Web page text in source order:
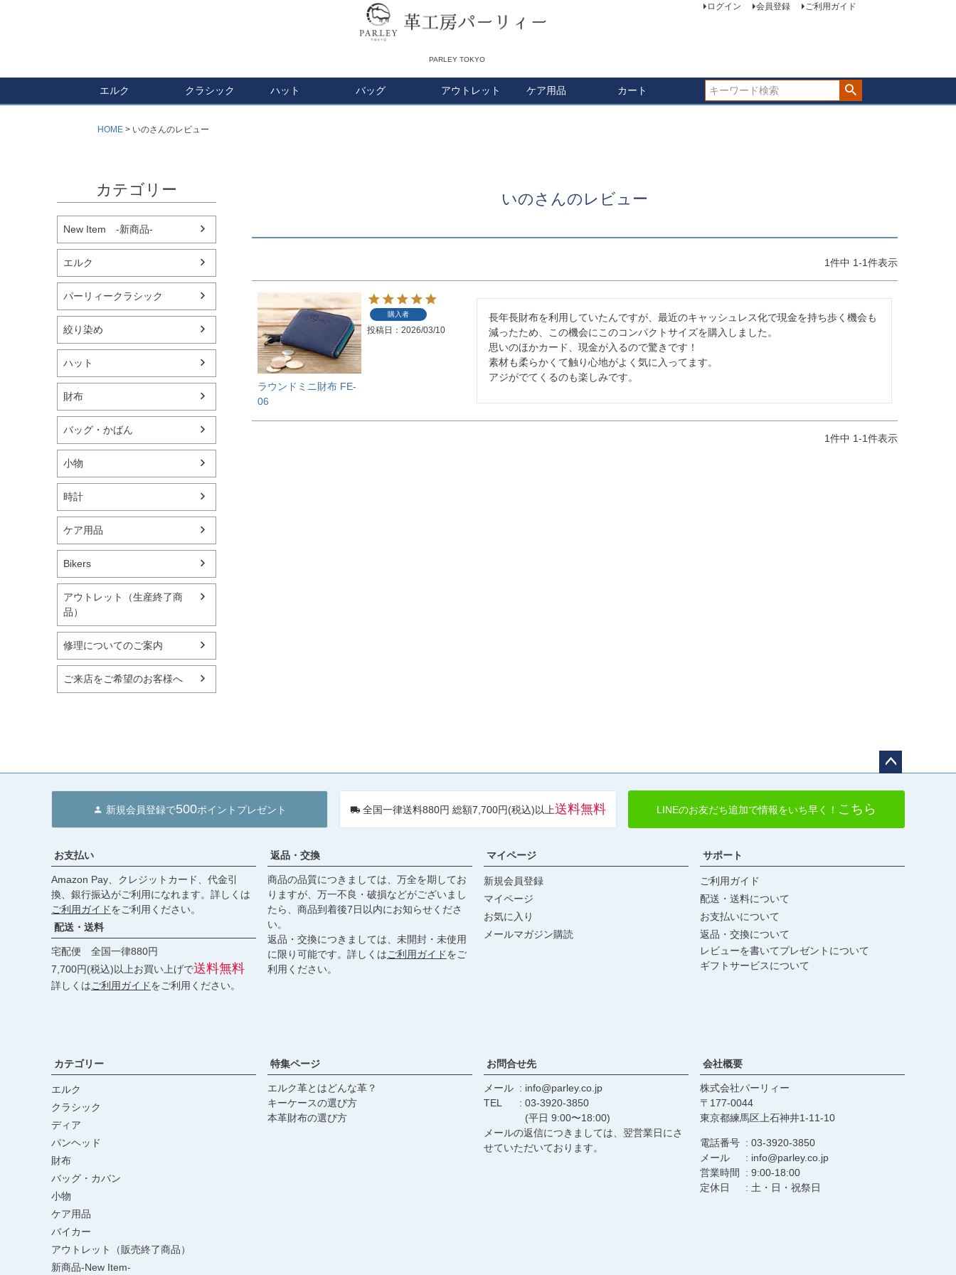
PARLEY TOKYO
ログイン 会員登録 ご利用ガイド
エルク クラシック ハット バッグ アウトレット ケア用品 カート
検索
HOME いのさんのレビュー
カテゴリー
New Item -新商品-
エルク
パーリィークラシック
絞り染め
ハット
財布
バッグ・かばん
小物
時計
ケア用品
Bikers
アウトレット（生産終了商
品）
修理についてのご案内
ご来店をご希望のお客様へ
いのさんのレビュー
1件中 1-1件表示
ラウンドミニ財布 FE-
06
購入者
投稿日 2026/03/10
長年長財布を利用していたんですが、最近のキャッシュレス化で現金を持ち歩く機会も
減ったため、この機会にこのコンパクトサイズを購入しました。
思いのほかカード、現金が入るので驚きです！
素材も柔らかくて触り心地がよく気に入ってます。
アジがでてくるのも楽しみです。
1件中 1-1件表示
へ
新規会員登録で500ポイントプレゼント 全国一律送料880円 総額7,700円(税込)以上送料無料 LINEのお友だち追加で情報をいち早く！ こちら
お支払い
Amazon Pay、クレジットカード、代金引
換、銀行振込がご利用になれます。詳しくは
ご利用ガイドをご利用ください。
配送・送料
宅配便 全国一律880円
7,700円(税込)以上お買い上げで送料無料
詳しくはご利用ガイドをご利用ください。
返品・交換
商品の品質につきましては、万全を期してお
りますが、万一不良・破損などがございまし
たら、商品到着後7日以内にお知らせくださ
い。
返品・交換につきましては、未開封・未使用
に限り可能です。詳しくはご利用ガイドをご
利用ください。
マイページ
新規会員登録
マイページ
お気に入り
メールマガジン購読
サポート
ご利用ガイド
配送・送料について
お支払いについて
返品・交換について
レビューを書いてプレゼントについて
ギフトサービスについて
カテゴリー
エルク
クラシック
ディア
パンヘッド
財布
バッグ・カバン
小物
ケア用品
バイカー
アウトレット（販売終了商品）
新商品-New Item-
特集ページ
エルク革とはどんな革？
キーケースの選び方
本革財布の選び方
お問合せ先
メール
info@parley.co.jp
TEL
03-3920-3850
(平日 9:00〜18:00)
メールの返信につきましては、翌営業日にさ
せていただいております。
会社概要
株式会社パーリィー
177-0044
東京都練馬区上石神井1-11-10
電話番号
03-3920-3850
メール
info@parley.co.jp
営業時間
9:00-18:00
定休日
土・日・祝祭日